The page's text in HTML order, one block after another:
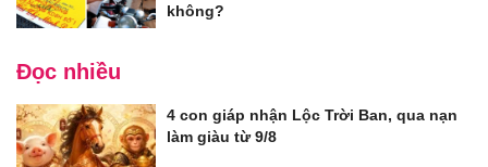
không?
Đọc nhiều
4 con giáp nhận Lộc Trời Ban, qua nạn
làm giàu từ 9/8